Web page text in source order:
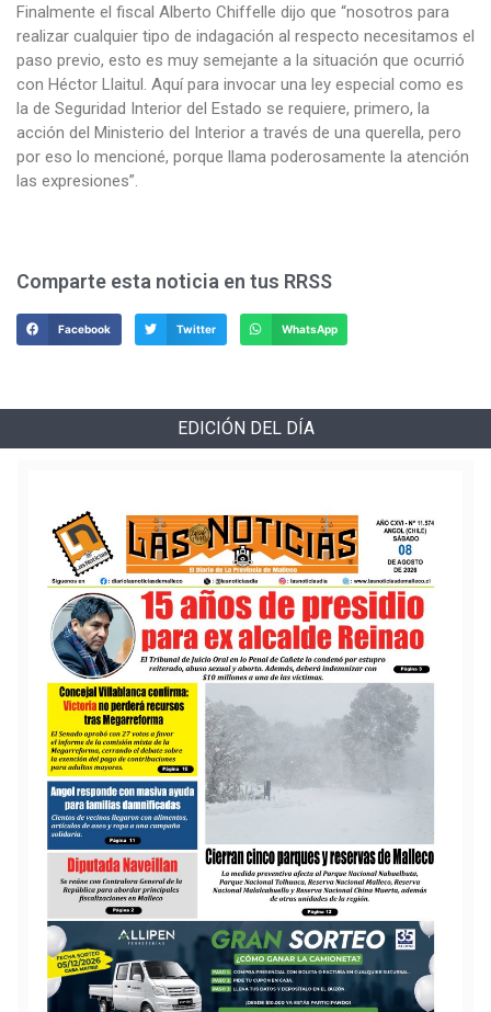
Finalmente el fiscal Alberto Chiffelle dijo que “nosotros para
realizar cualquier tipo de indagación al respecto necesitamos el
paso previo, esto es muy semejante a la situación que ocurrió
con Héctor Llaitul. Aquí para invocar una ley especial como es
la de Seguridad Interior del Estado se requiere, primero, la
acción del Ministerio del Interior a través de una querella, pero
por eso lo mencioné, porque llama poderosamente la atención
las expresiones”.
Comparte esta noticia en tus RRSS
Facebook Twitter WhatsApp
EDICIÓN DEL DÍA